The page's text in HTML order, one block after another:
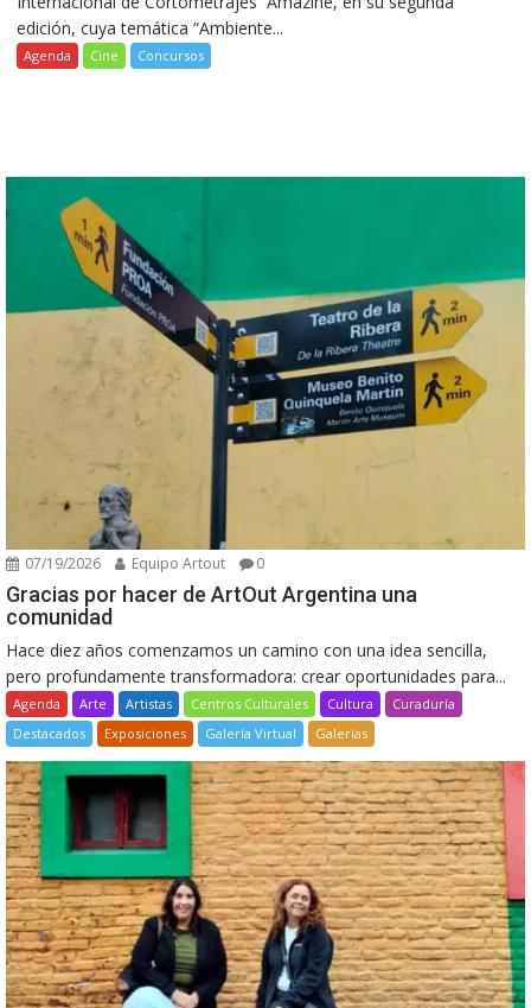
edición, cuya temática “Ambiente...
Agenda Cine Concursos
07/19/2026 Equipo Artout 0
Gracias por hacer de ArtOut Argentina una
comunidad
Hace diez años comenzamos un camino con una idea sencilla,
pero profundamente transformadora: crear oportunidades para...
Agenda Arte Artistas Centros Culturales Cultura
Curaduría
Destacados
Exposiciones Galería Virtual Galerías